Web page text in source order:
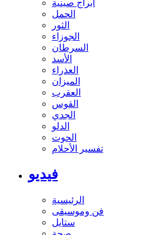
أبراج صينية
الحمل
الثور
الجوزاء
السرطان
الأسد
العذراء
الميزان
العقرب
القوس
الجدي
الدلو
الحوت
تفسير الأحلام
فيديو
الرئيسية
فن وموسيقى
ستايل